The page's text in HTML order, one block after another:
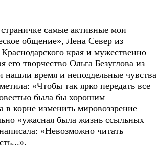
самые активные мои
общение», Лена Север из
края и мужественно
творчество Ольга Безуглова из
нашли время и неподдельные чувства
«Чтобы так ярко передать все
была бы хорошим
в корне изменить мировоззрение
«ужасная была жизнь ссыльных
«Невозможно читать